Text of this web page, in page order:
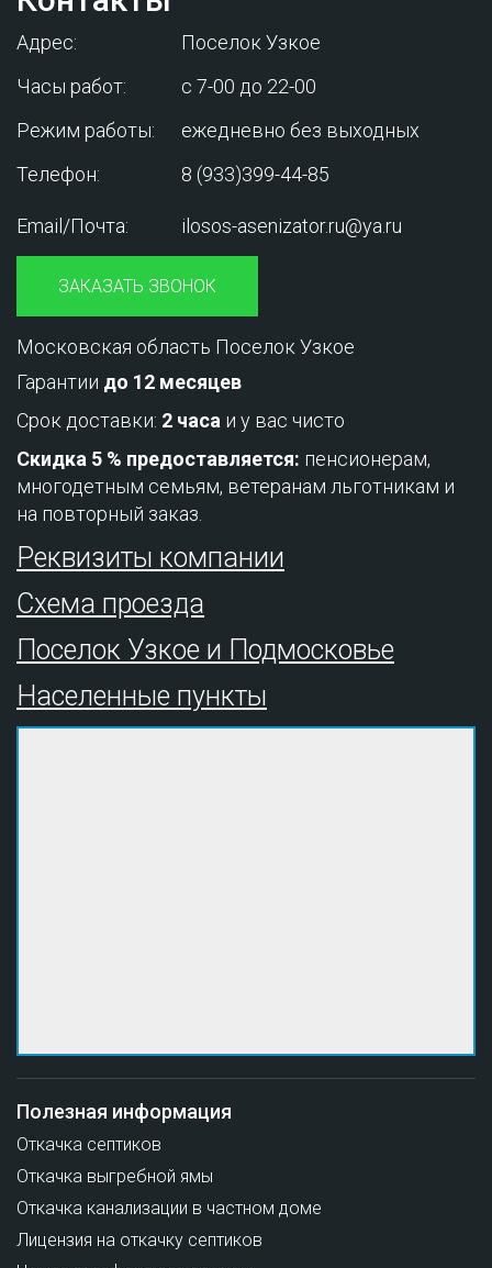
Адрес:
Поселок Узкое
Часы работ:
с 7-00 до 22-00
Режим работы:
ежедневно без выходных
Телефон:
8 (933)399-44-85
Email/Почта: ilosos-asenizator.ru@ya.ru
ЗАКАЗАТЬ ЗВОНОК
Московская область Поселок Узкое
Гарантии до 12 месяцев
Срок доставки: 2 часа и у вас чисто
Скидка 5 % предоставляется: пенсионерам,
многодетным семьям, ветеранам льготникам и
на повторный заказ.
Реквизиты компании
Схема проезда
Поселок Узкое и Подмосковье
Населенные пункты
Полезная информация
Откачка септиков
Откачка выгребной ямы
Откачка канализации в частном доме
Лицензия на откачку септиков